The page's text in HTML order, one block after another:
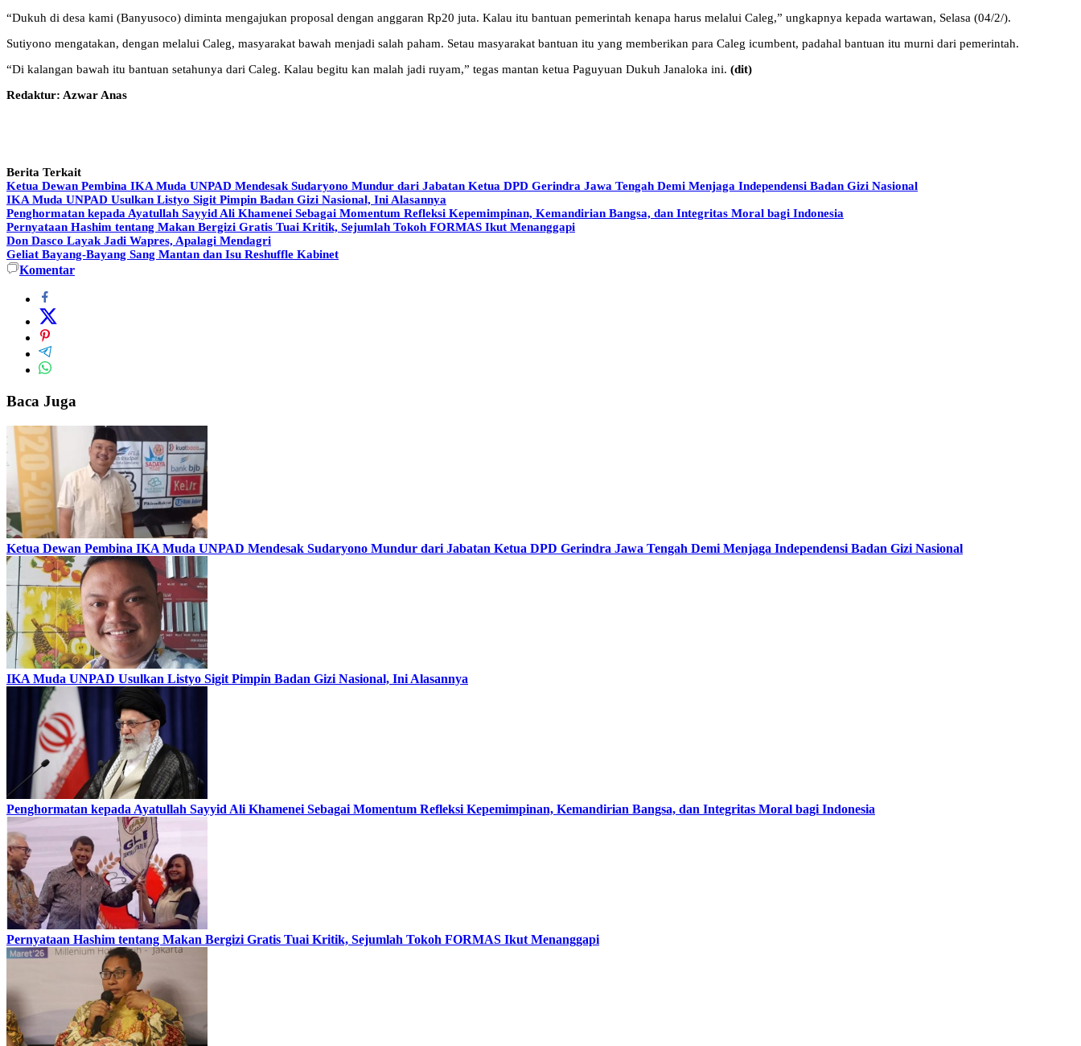
“Dukuh di desa kami (Banyusoco) diminta mengajukan proposal dengan anggaran Rp20 juta. Kalau itu bantuan pemerintah kenapa harus melalui Caleg,” ungkapnya kepada wartawan, Selasa (04/2/).
Sutiyono mengatakan, dengan melalui Caleg, masyarakat bawah menjadi salah paham. Setau masyarakat bantuan itu yang memberikan para Caleg icumbent, padahal bantuan itu murni dari pemerintah.
“Di kalangan bawah itu bantuan setahunya dari Caleg. Kalau begitu kan malah jadi ruyam,” tegas mantan ketua Paguyuan Dukuh Janaloka ini. (dit)
Redaktur: Azwar Anas
Berita Terkait
Ketua Dewan Pembina IKA Muda UNPAD Mendesak Sudaryono Mundur dari Jabatan Ketua DPD Gerindra Jawa Tengah Demi Menjaga Independensi Badan Gizi Nasional
IKA Muda UNPAD Usulkan Listyo Sigit Pimpin Badan Gizi Nasional, Ini Alasannya
Penghormatan kepada Ayatullah Sayyid Ali Khamenei Sebagai Momentum Refleksi Kepemimpinan, Kemandirian Bangsa, dan Integritas Moral bagi Indonesia
Pernyataan Hashim tentang Makan Bergizi Gratis Tuai Kritik, Sejumlah Tokoh FORMAS Ikut Menanggapi
Don Dasco Layak Jadi Wapres, Apalagi Mendagri
Geliat Bayang-Bayang Sang Mantan dan Isu Reshuffle Kabinet
Komentar
Baca Juga
Ketua Dewan Pembina IKA Muda UNPAD Mendesak Sudaryono Mundur dari Jabatan Ketua DPD Gerindra Jawa Tengah Demi Menjaga Independensi Badan Gizi Nasional
IKA Muda UNPAD Usulkan Listyo Sigit Pimpin Badan Gizi Nasional, Ini Alasannya
Penghormatan kepada Ayatullah Sayyid Ali Khamenei Sebagai Momentum Refleksi Kepemimpinan, Kemandirian Bangsa, dan Integritas Moral bagi Indonesia
Pernyataan Hashim tentang Makan Bergizi Gratis Tuai Kritik, Sejumlah Tokoh FORMAS Ikut Menanggapi